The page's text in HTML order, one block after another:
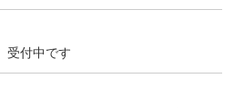
受付中です